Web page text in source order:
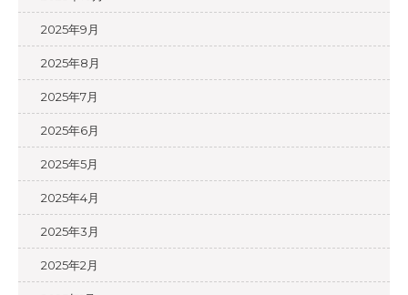
2025年9月
2025年8月
2025年7月
2025年6月
2025年5月
2025年4月
2025年3月
2025年2月